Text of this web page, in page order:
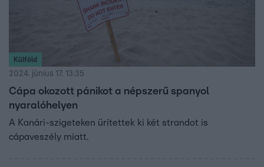
Külföld
2024. június 17. 13:35
Cápa okozott pánikot a népszerű spanyol
nyaralóhelyen
A Kanári-szigeteken ürítettek ki két strandot is
cápaveszély miatt.